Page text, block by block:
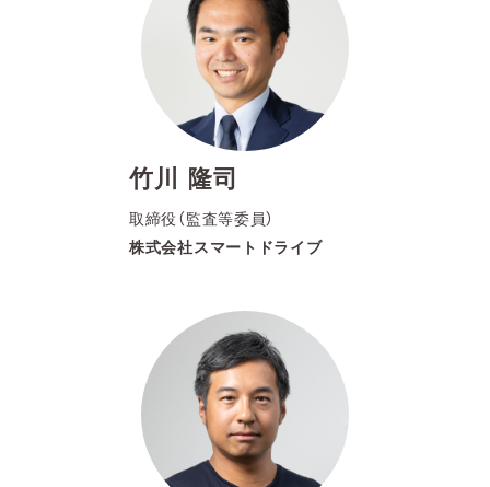
竹川 隆司
取締役（監査等委員）
株式会社スマートドライブ